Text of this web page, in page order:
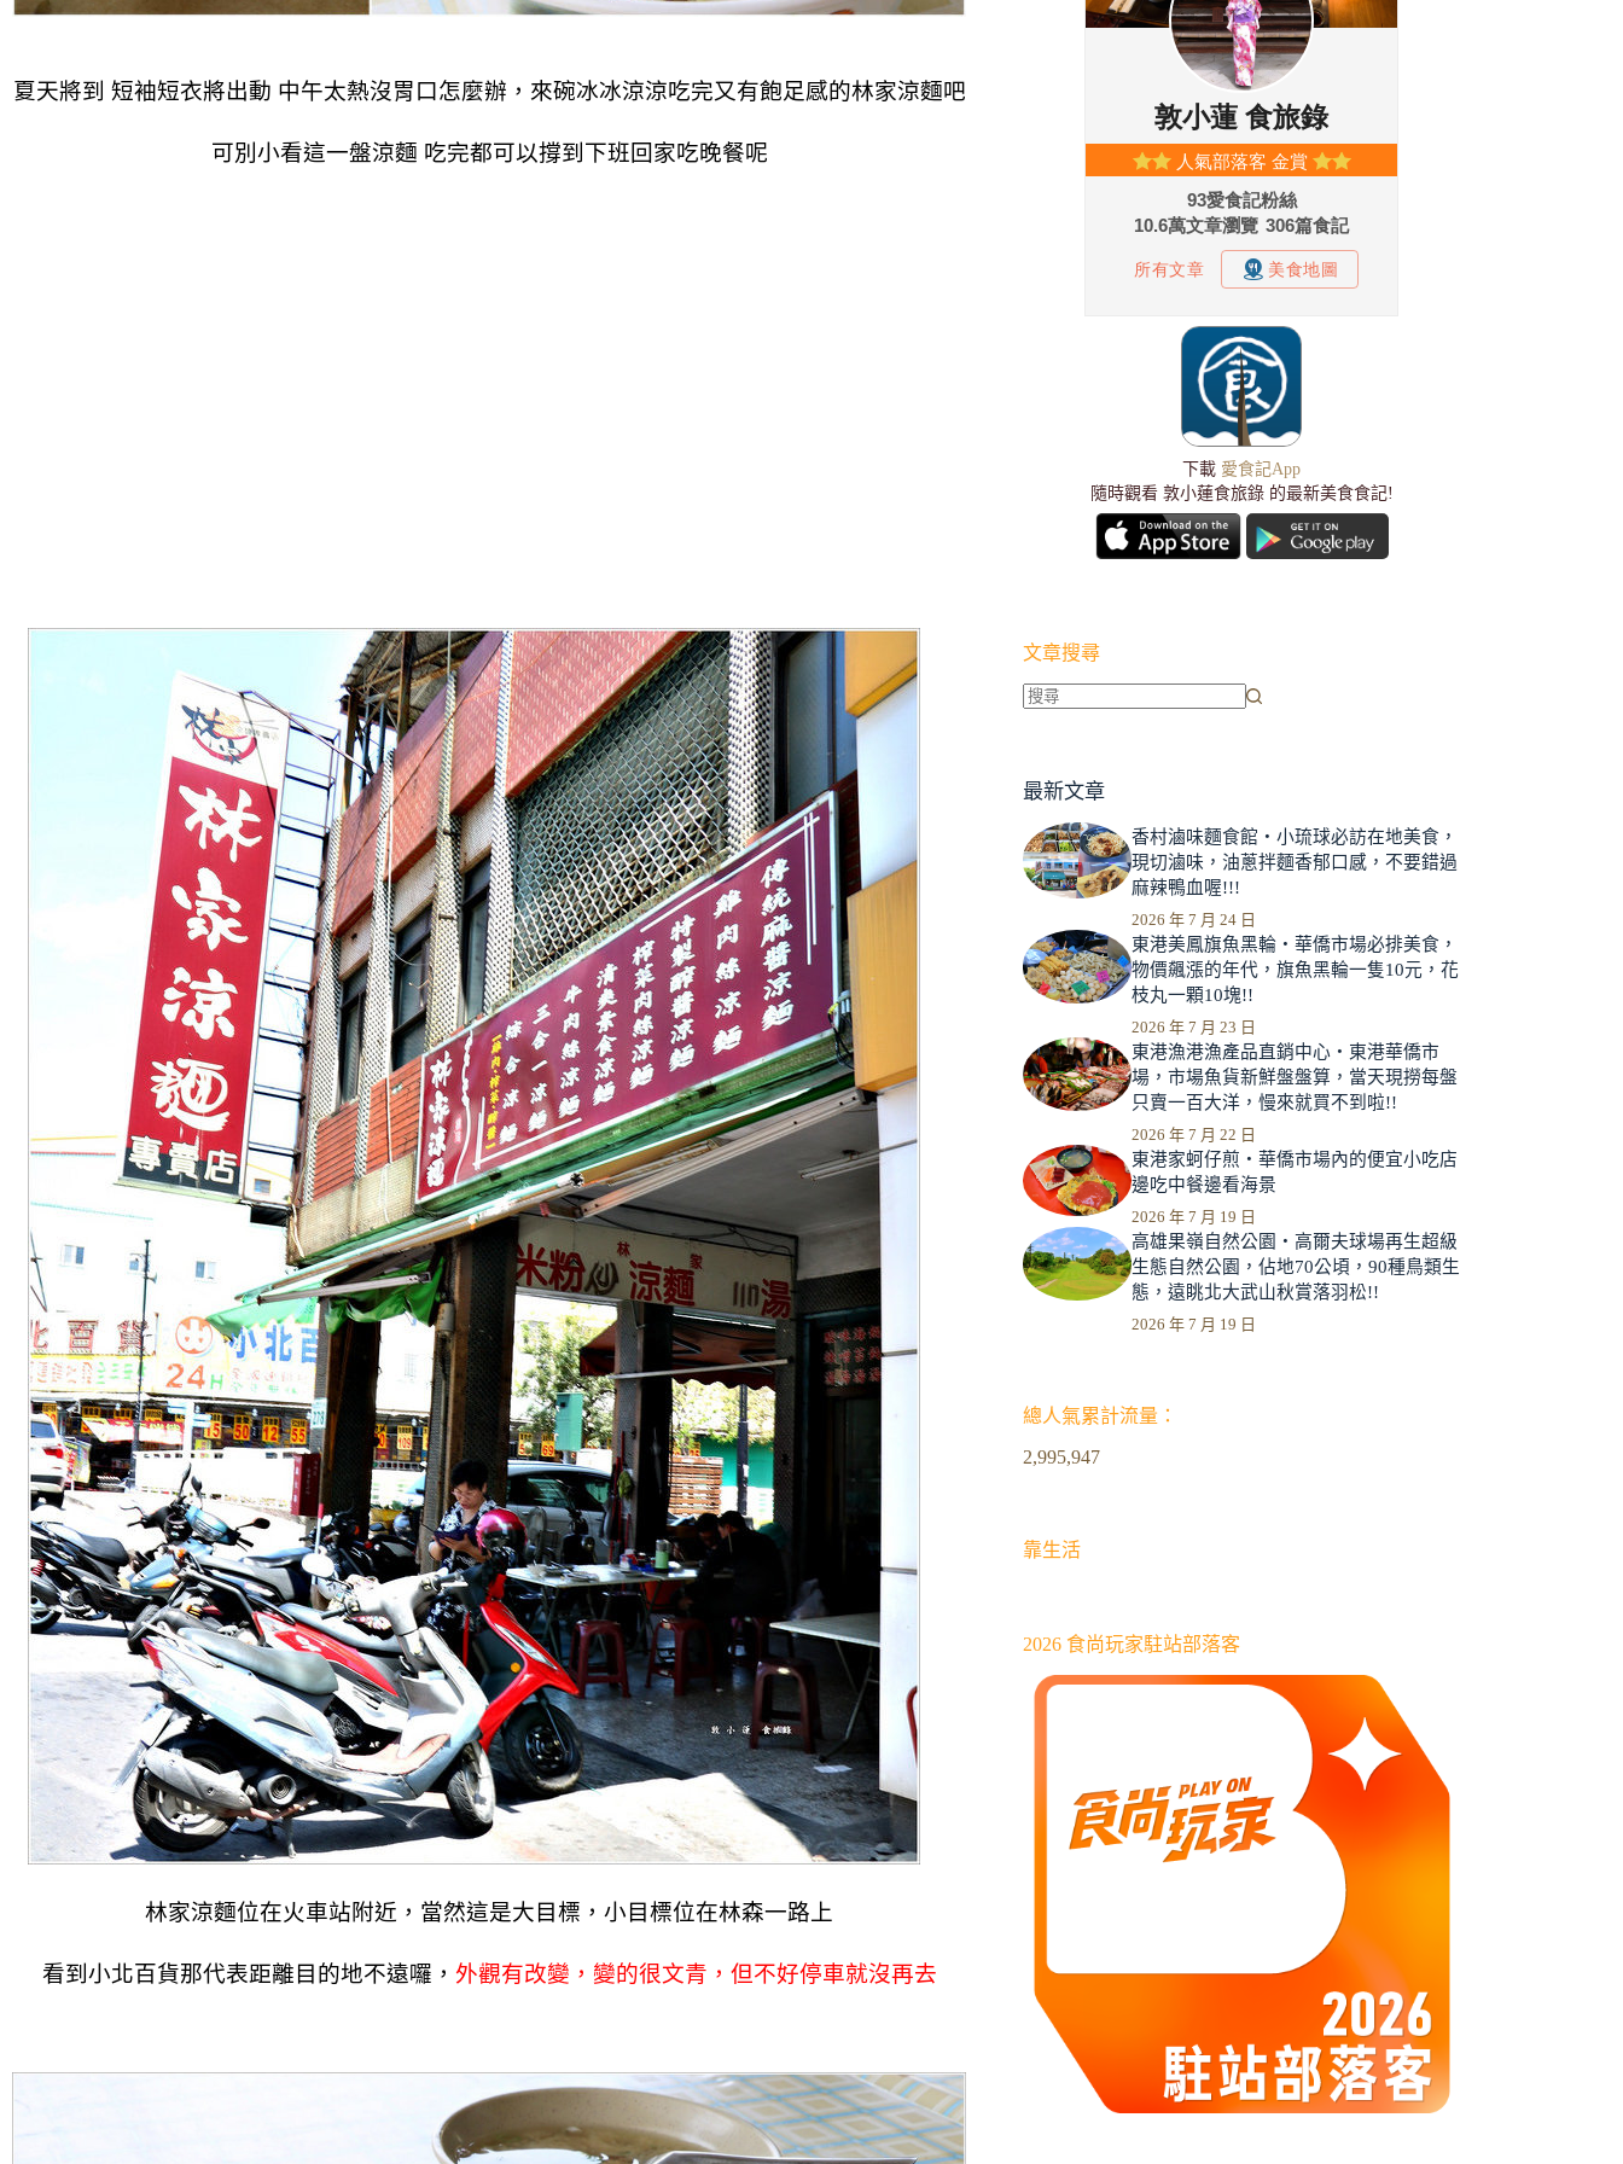
夏天將到 短袖短衣將出動 中午太熱沒胃口怎麼辦， 來碗冰冰涼涼吃完又有飽足感的林家涼麵吧
可別小看這一盤涼麵 吃完都可以撐到下班回家吃晚餐呢
林家涼麵位在火車站附近，當然這是大目標，小目標位在林森一路上
看到小北百貨那代表距離目的地不遠囉， 外觀有改變，變的很文青，但不好停車就沒再去
下載 愛食記App
隨時觀看 敦小蓮食旅錄 的最新美食食記!
文章搜尋
到
合
條
結
果
最新文章
香村滷味麵食館‧小琉球必訪在地美食，
現切滷味，油蔥拌麵香郁口感，不要錯過
麻辣鴨血喔!!!
2026 年 7 月 24 日
東港美鳳旗魚黑輪‧華僑市場必排美食，
物價飆漲的年代，旗魚黑輪一隻10元，花
枝丸一顆10塊!!
2026 年 7 月 23 日
東港漁港漁產品直銷中心‧東港華僑市
場，市場魚貨新鮮盤盤算，當天現撈每盤
只賣一百大洋，慢來就買不到啦!!
2026 年 7 月 22 日
東港家蚵仔煎‧華僑市場內的便宜小吃店
邊吃中餐邊看海景
2026 年 7 月 19 日
高雄果嶺自然公園‧高爾夫球場再生超級
生態自然公園，佔地70公頃，90種鳥類生
態，遠眺北大武山秋賞落羽松!!
2026 年 7 月 19 日
總人氣累計流量：
2,995,947
靠生活
2026 食尚玩家駐站部落客